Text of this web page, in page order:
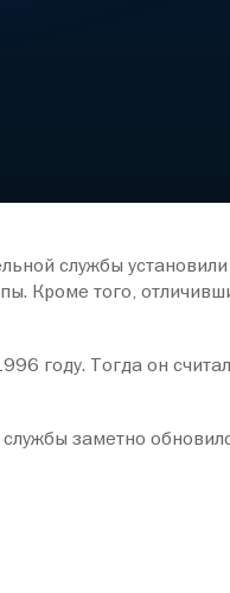
службы
Кроме того,
году. Тогда он
заметно